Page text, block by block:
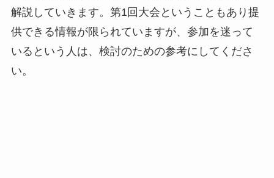
解説していきます。第1回大会ということもあり提
供できる情報が限られていますが、参加を迷って
いるという人は、検討のための参考にしてくださ
い。